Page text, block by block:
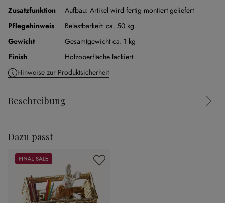
Zusatzfunktion
Aufbau: Artikel wird fertig montiert geliefert
Pflegehinweis
Belastbarkeit: ca. 50 kg
Gewicht
Gesamtgewicht ca. 1 kg
Finish
Holzoberfläche lackiert
Hinweise zur Produktsicherheit
Beschreibung
Dazu passt
Sale